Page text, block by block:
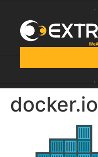
docker.io